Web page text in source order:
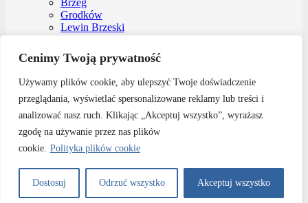
Cenimy Twoją prywatność
Używamy plików cookie, aby ulepszyć Twoje doświadczenie
przeglądania, wyświetlać spersonalizowane reklamy lub treści i
analizować nasz ruch. Klikając „Akceptuj wszystko”, wyrażasz
zgodę na używanie przez nas plików
cookie. Polityka plików cookie
Dostosuj Odrzuć wszystko Akceptuj wszystko
Grodków
Lewin Brzeski
Olszanka
Skarbimierz
Oferta reklamy
Kontakt
Copyright © 2026Przegląd Brzeski – wiadomości Brzeg
Theme by:Theme Horse